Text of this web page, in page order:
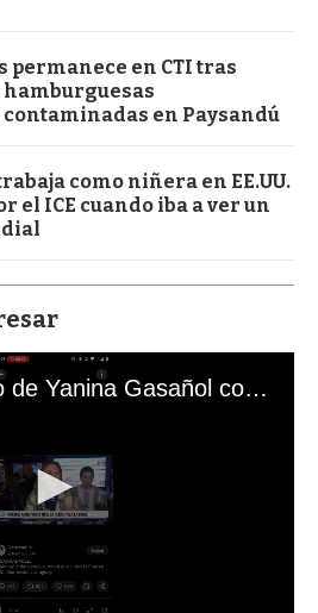
permanece en CTI tras
en Paysandú
como niñera en EE.UU.
el ICE cuando iba a ver un
El mal momento de Yanina Gasañol con un hincha argentino en "Subrayado"